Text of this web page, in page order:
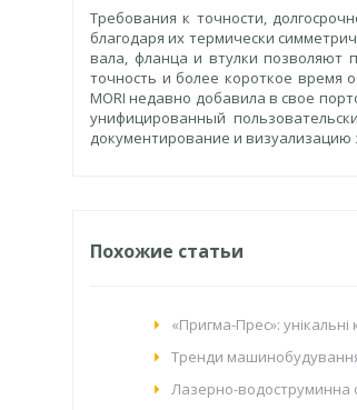
Требования к точности,
благодаря их термически
вала, фланца и втулки позволяют
точность и более короткое время
MORI недавно добавила в свое
унифицированный
документирование и визуализацию
Похожие статьи
«Пригма-Прес»:
Тренди
Лазерно-водоструминна